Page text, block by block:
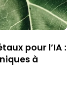
pour l’IA :
à